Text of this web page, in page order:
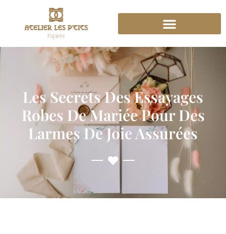
Les Secrets Des Essayages
Robes De Mariée Pour Des
Larmes De Joie Assurées